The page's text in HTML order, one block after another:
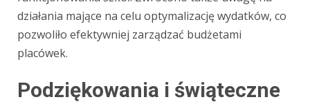
działania mające na celu optymalizację wydatków, co
pozwoliło efektywniej zarządzać budżetami
placówek.
Podziękowania i świąteczne